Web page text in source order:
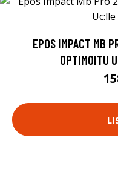
EPOS IMPACT MB
OPTIMOITU